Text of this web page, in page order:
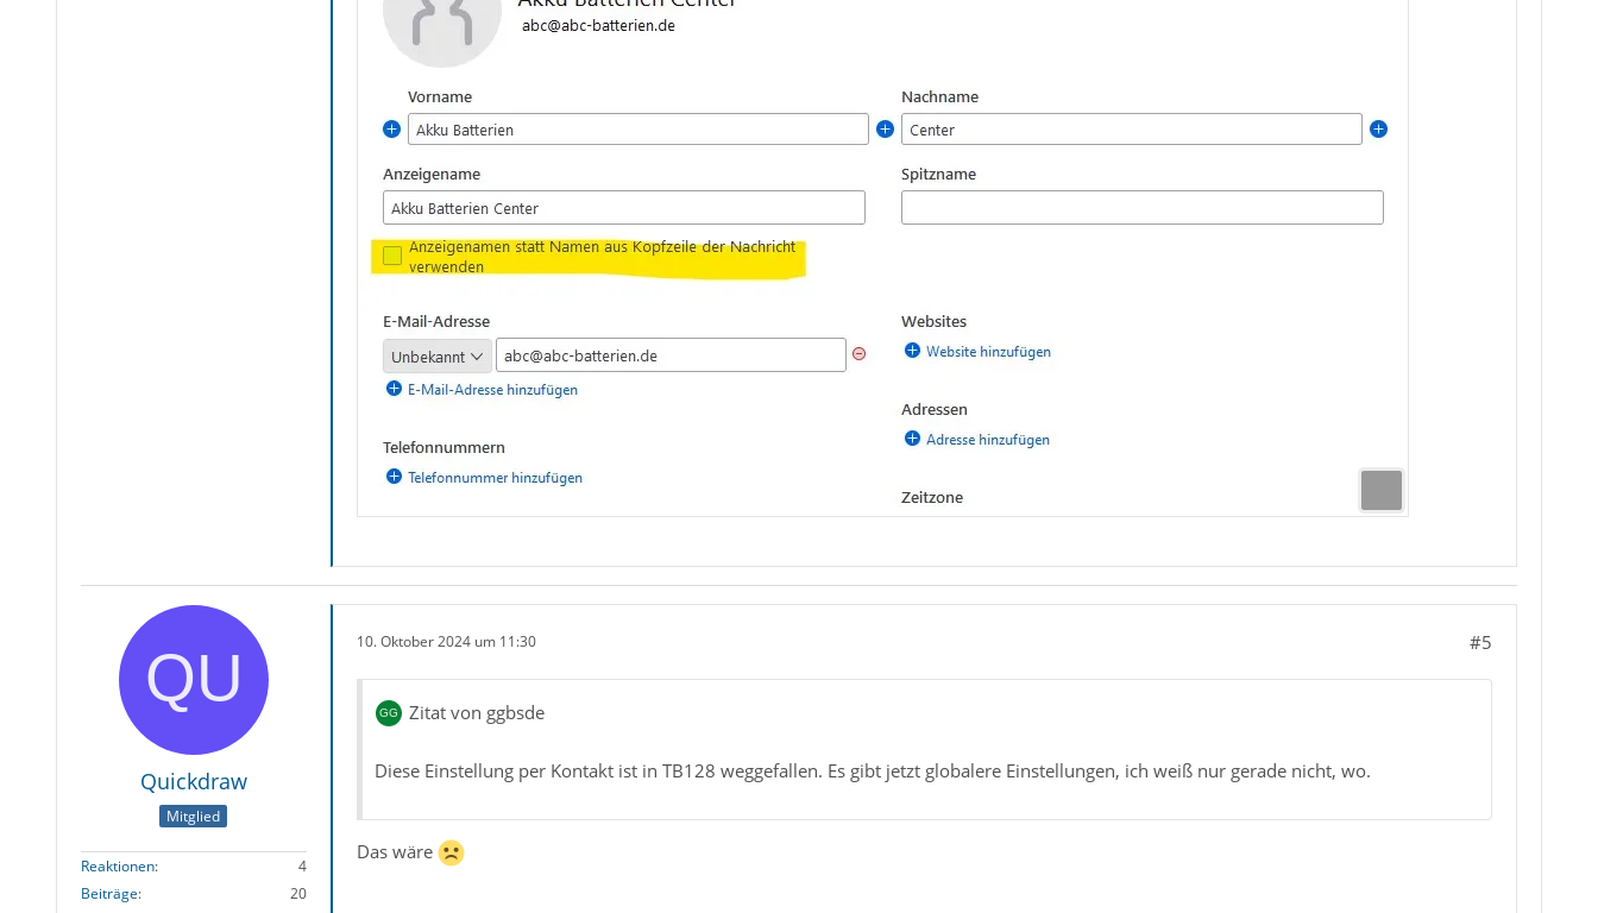
Quickdraw
Mitglied
Reaktionen
4
Beiträge
20
10. Oktober 2024 um 11:30 #5
Zitat von ggbsde
Diese Einstellung per Kontakt ist in TB128 weggefallen. Es gibt jetzt globalere Einstellungen, ich weiß nur gerade nicht, wo.
Das wäre